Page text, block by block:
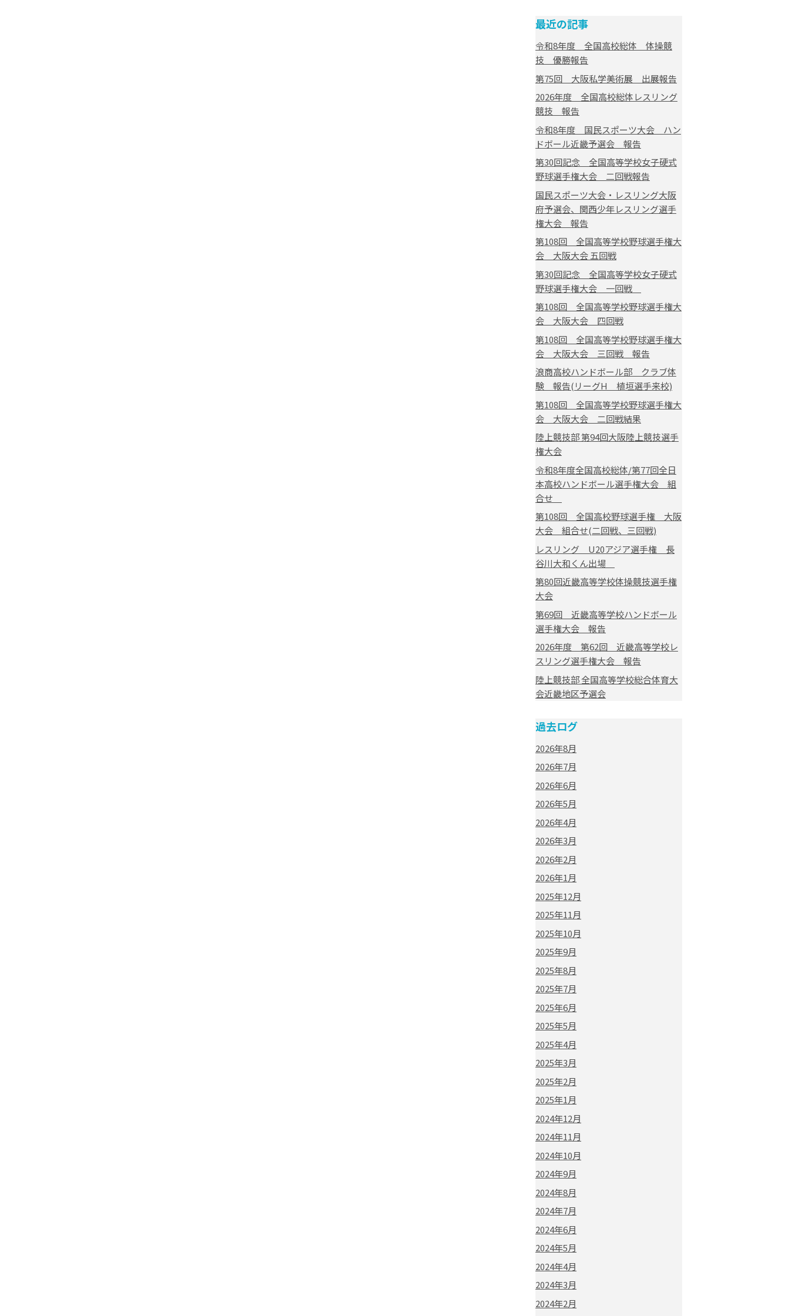
最近の記事
令和8年度 全国高校総体 体操競
技 優勝報告
第75回 大阪私学美術展 出展報告
2026年度 全国高校総体レスリング
競技 報告
令和8年度 国民スポーツ大会 ハン
ドボール近畿予選会 報告
第30回記念 全国高等学校女子硬式
野球選手権大会 二回戦報告
国民スポーツ大会・レスリング大阪
府予選会、関西少年レスリング選手
権大会 報告
第108回 全国高等学校野球選手権大
会 大阪大会 五回戦
第30回記念 全国高等学校女子硬式
野球選手権大会 一回戦
第108回 全国高等学校野球選手権大
会 大阪大会 四回戦
第108回 全国高等学校野球選手権大
会 大阪大会 三回戦 報告
浪商高校ハンドボール部 クラブ体
験 報告(リーグH 植垣選手来校)
第108回 全国高等学校野球選手権大
会 大阪大会 二回戦結果
陸上競技部 第94回大阪陸上競技選手
権大会
令和8年度全国高校総体/第77回全日
本高校ハンドボール選手権大会 組
合せ
第108回 全国高校野球選手権 大阪
大会 組合せ(二回戦、三回戦)
レスリング U20アジア選手権 長
谷川大和くん出場
第80回近畿高等学校体操競技選手権
大会
第69回 近畿高等学校ハンドボール
選手権大会 報告
2026年度 第62回 近畿高等学校レ
スリング選手権大会 報告
陸上競技部 全国高等学校総合体育大
会近畿地区予選会
過去ログ
2026年8月
2026年7月
2026年6月
2026年5月
2026年4月
2026年3月
2026年2月
2026年1月
2025年12月
2025年11月
2025年10月
2025年9月
2025年8月
2025年7月
2025年6月
2025年5月
2025年4月
2025年3月
2025年2月
2025年1月
2024年12月
2024年11月
2024年10月
2024年9月
2024年8月
2024年7月
2024年6月
2024年5月
2024年4月
2024年3月
2024年2月